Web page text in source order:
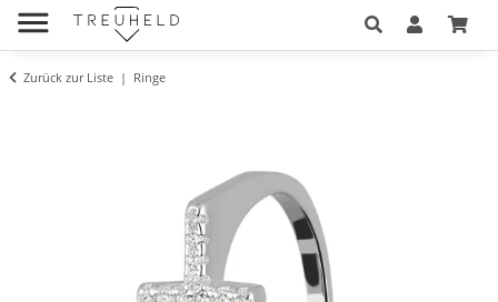
Zurück zur Liste Ringe